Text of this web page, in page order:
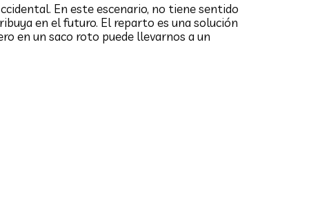
En este escenario, no tiene sentido
en el futuro. El reparto es una solución
en un saco roto puede llevarnos a un